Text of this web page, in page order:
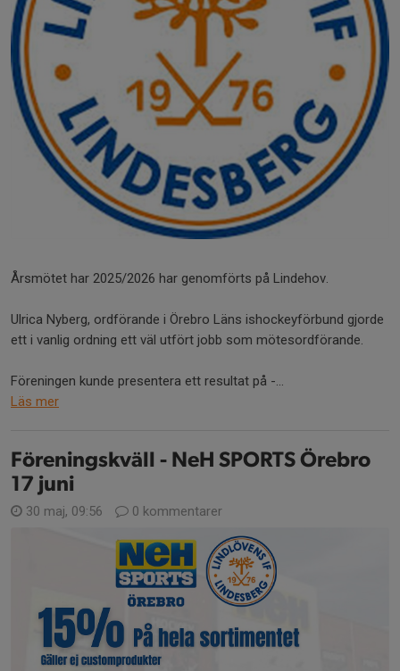
Årsmötet har 2025/2026 har genomförts på Lindehov.
Ulrica Nyberg, ordförande i Örebro Läns ishockeyförbund gjorde
ett i vanlig ordning ett väl utfört jobb som mötesordförande.
Föreningen kunde presentera ett resultat på -...
Läs mer
Föreningskväll - NeH SPORTS Örebro
17 juni
30 maj, 09:56 0 kommentarer